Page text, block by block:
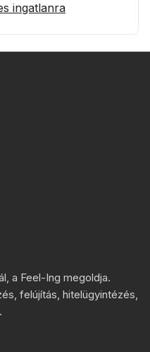
ingatlanra
a Feel-Ing megoldja.
felújítás, hitelügyintézés,